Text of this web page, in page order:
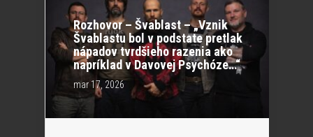
Rozhovor – Švablast – „Vznik
Švablastu bol v podstate pretlak
nápadov tvrdšieho razenia ako
napríklad v Davovej Psychóze…“
mar 17, 2026